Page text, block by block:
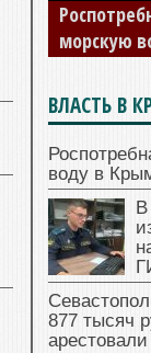
морскую
ВЛАСТЬ В
воду в
877 тысяч
арестовали